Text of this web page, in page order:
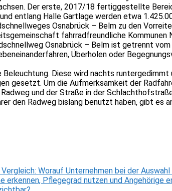
Der erste, 2017/18 fertiggestellte
entlang Halle Gartlage werden etwa
Osnabrück – Belm zu den
fahrradfreundliche
Osnabrück – Belm ist getrennt
Überholen oder
Diese wird nachts
gesetzt. Um die Aufmerksamkeit der
und der Straße in der
den Radweg bislang benutzt haben, gibt
Worauf Unternehmen bei der
erkennen, Pflegegrad nutzen und Angehörige